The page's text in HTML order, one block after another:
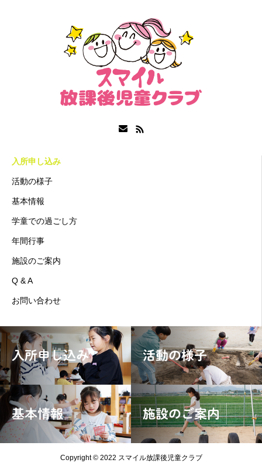
入所申し込み
活動の様子
基本情報
学童での過ごし方
年間行事
施設のご案内
Q & A
お問い合わせ
入所申し込み 活動の様子
基本情報 施設のご案内
Copyright © 2022 スマイル放課後児童クラブ